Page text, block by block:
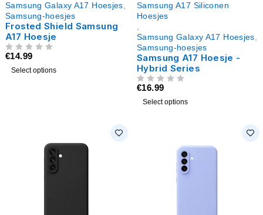
Samsung Galaxy A17 Hoesjes
Samsung-hoesjes
Frosted Shield Samsung
A17 Hoesje
€14.99
Select options
Samsung A17 Siliconen
Hoesjes
Samsung Galaxy A17 Hoesjes
Samsung-hoesjes
Samsung A17 Hoesje -
Hybrid Series
€16.99
Select options